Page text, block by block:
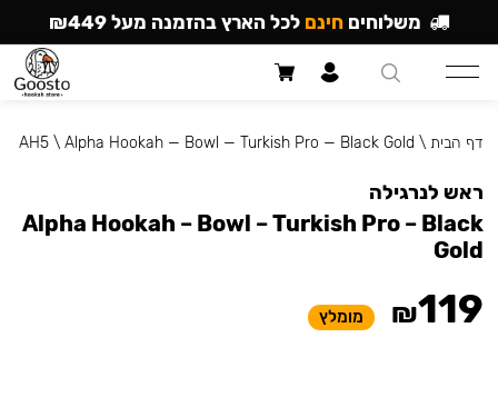
דף הבית \
AH5\ Alpha Hookah — Bowl — Turkish Pro — Black Gold
ראש לנרגילה
Alpha Hookah – Bowl – Turkish Pro – Black
Gold
₪119 מומלץ
משלוחים חינם לכל הארץ בהזמנה מעל ₪449